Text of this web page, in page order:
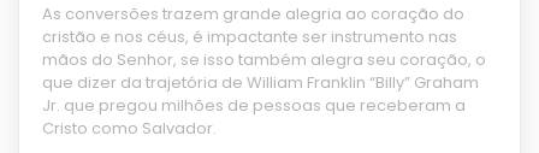
As conversões trazem grande alegria ao coração do
cristão e nos céus, é impactante ser instrumento nas
mãos do Senhor, se isso também alegra seu coração, o
que dizer da trajetória de William Franklin “Billy” Graham
Jr. que pregou milhões de pessoas que receberam a
Cristo como Salvador.